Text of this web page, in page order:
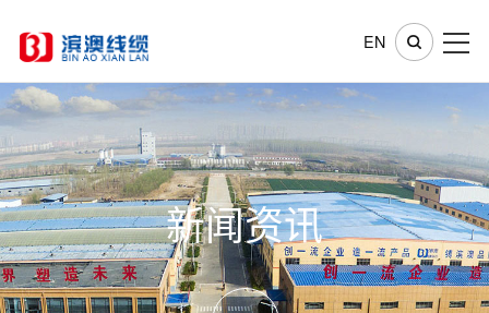
新闻资讯
EN